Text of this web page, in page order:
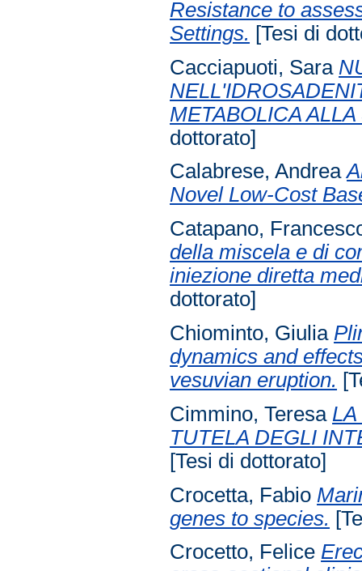
Resistance to
Settings. [Tesi di
Cacciapuoti, Sara
METABOLICA
dottorato]
Calabrese, Andrea
Novel Low-Cost
Catapano,
della miscela e di
iniezione diretta
dottorato]
Chiominto, Giulia
dynamics and
vesuvian eruption.
Cimmino, Teresa
TUTELA DEGLI
[Tesi di dottorato]
Crocetta, Fabio
genes to species.
Crocetto, Felice